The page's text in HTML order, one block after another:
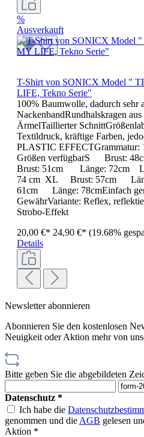
%
Ausverkauft
T-Shirt von SONICX Model "
LIFE, Tekno Serie"
100% Baumwolle, dadurch sehr
NackenbandRundhalskragen
ÄrmelTaillierter
Textildruck, kräftige Farben,
PLASTIC EFFECTGrammatur:
Größen verfügbarS Brust:
Brust: 51cm Länge:
74 cm XL Brust: 57cm
61cm Länge: 78cmEinfach
GewährVariante: Reflex,
Strobo-Effekt
20,00 €* 24,90 €* (19.68%
Details
Newsletter abonnieren
Abonnieren Sie den kostenlosen
Neuigkeit oder Aktion mehr von
Bitte geben Sie die abgebildeten
Datenschutz *
Ich habe die
genommen und die AGB gelesen
Aktion *